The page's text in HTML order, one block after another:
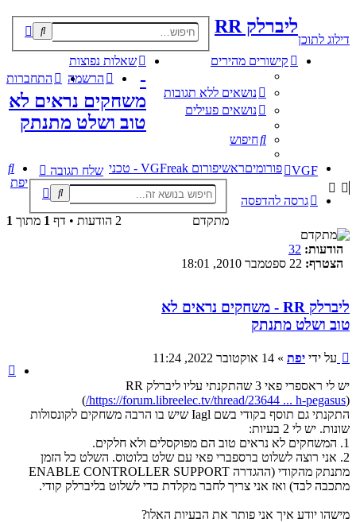
דילוג לתוכן
קישורים מהירים
נושאים ללא תגובות
נושאים פעילים
חיפוש
שאלות נפוצות
התחברות
הרשמה
VGF פורומיםראשיפורום VGFreak - טכני
ליברלק RR
-
משחקים נראים לא
טוב ושלט מתנתק
שלח תגובה
גרסה להדפסה
2 הודעות • דף
1מתוך 1
יפת
מתקדם
הודעות: 32
הצטרף:22 ספטמבר 2010, 18:01
ליברלק RR - משחקים נראים לא
טוב ושלט מתנתק
שליחה
על ידי יפת» 14 אוקטובר 2022, 11:24
יש לי ראספרי פאי 3 שהתקנתי עליו ליברלק RR
(
https://forum.libreelec.tv/thread/23644 ... h-pegasus/
)
התקנתי גם תוסף בקודי בשם Iagl שיש בו הרבה משחקים לקונסולות
שונות. יש לי 2 בעיות:
1. המשחקים לא נראים טוב הם מפוקסלים ולא חלקים.
2. אני רוצה לשלוט ברספברי פאי עם שלט בלוטוס. השלט כל הזמן
מתנתק מהקודי (ההגדרה ENABLE CONTROLLER SUPPORT
מתכבה לבד) ואז אני צריך לחבר מקלדת כדי לשלוט בליברלק קודי.
מישהו יודע איך אני פותר את הבעיות האלו?